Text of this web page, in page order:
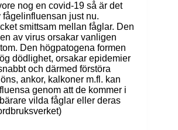
nog en covid-19 så är det
fågelinfluensan just nu.
smittsam mellan fåglar. Den
av virus orsakar vanligen
Den högpatogena formen
dödlighet, orsakar epidemier
och därmed förstöra
ankor, kalkoner m.fl. kan
genom att de kommer i
vilda fåglar eller deras